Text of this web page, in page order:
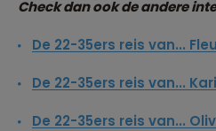
Check dan ook de andere
De 22-35ers reis van...
De 22-35ers reis van...
De 22-35ers reis van...